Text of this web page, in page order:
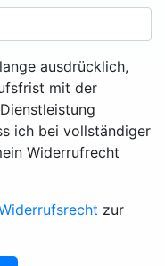
ausdrücklich,
mit der
ich bei vollständiger
Widerrufrecht
zur